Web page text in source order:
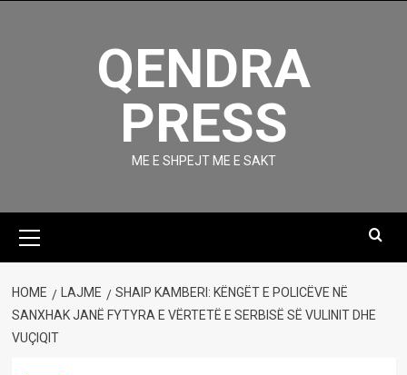
QENDRA
PRESS
ME E SHPEJT ME E SAKT
Menu
HOME LAJME
SHAIP KAMBERI: KËNGËT E POLICËVE NË
SANXHAK JANË FYTYRA E VËRTETË E SERBISË SË VULINIT DHE
VUÇIQIT